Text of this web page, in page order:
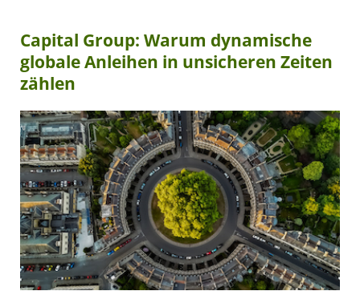
Capital Group: Warum dynamische
globale Anleihen in unsicheren Zeiten
zählen